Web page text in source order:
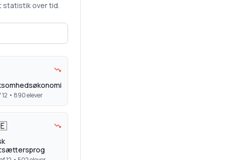
statistik over tid.
• 890elever